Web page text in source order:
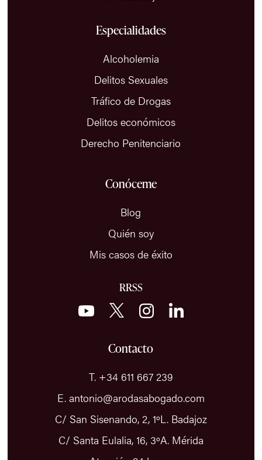
Especialidades
Alcoholemia
Delitos Sexuales
Tráfico de Drogas
Delitos económicos
Derecho Penitenciario
Conóceme
Blog
Quién soy
Mis casos de éxito
RRSS
Contacto
T. +34 611 667 239
E. antonio@arodasabogado.com
C/ San Sisenando, 2, 1ºL. Badajoz
C/ Santa Eulalia, 16, 3ºA. Mérida